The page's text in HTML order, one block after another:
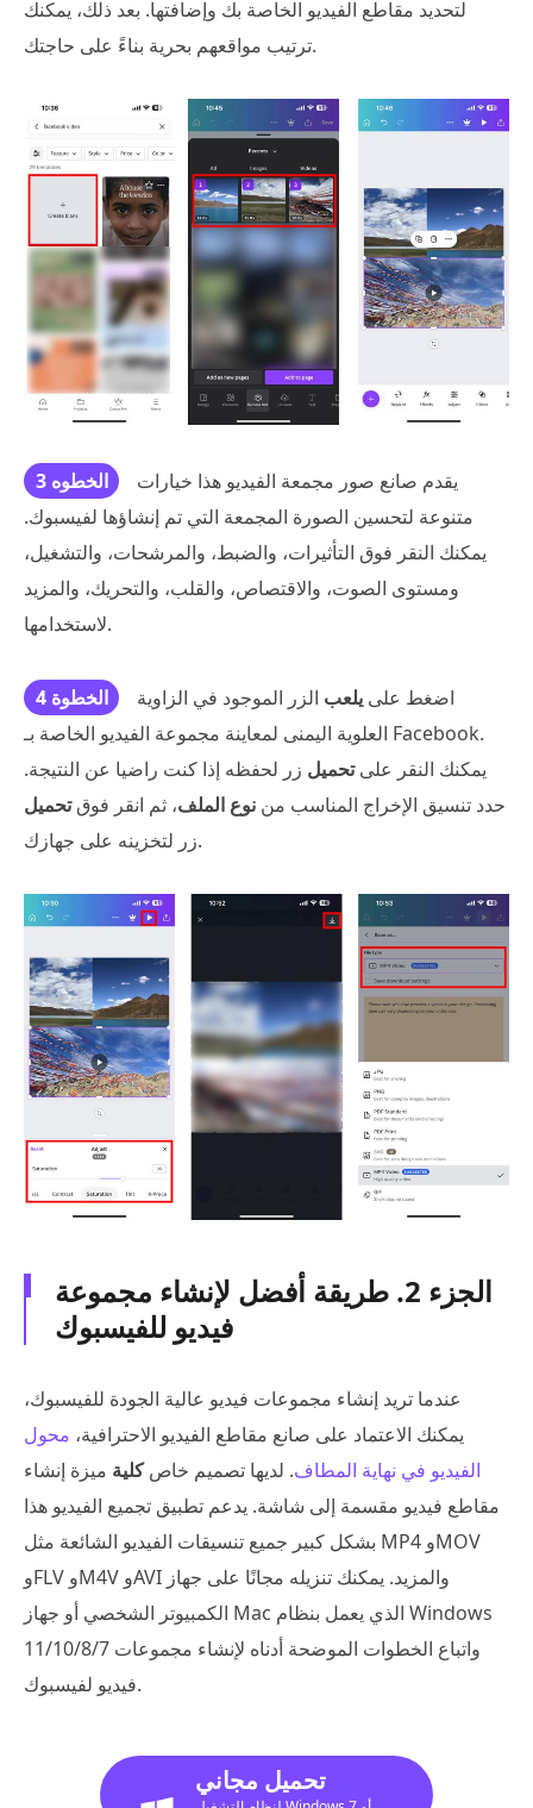
لتحديد مقاطع الفيديو الخاصة بك وإضافتها. بعد ذلك، يمكنك
ترتيب مواقعهم بحرية بناءً على حاجتك.
الخطوه 3
يقدم صانع صور مجمعة الفيديو هذا خيارات
متنوعة لتحسين الصورة المجمعة التي تم إنشاؤها لفيسبوك.
يمكنك النقر فوق التأثيرات، والضبط، والمرشحات، والتشغيل،
ومستوى الصوت، والاقتصاص، والقلب، والتحريك، والمزيد
لاستخدامها.
الخطوة 4 اضغط على يلعب الزر الموجود في الزاوية
العلوية اليمنى لمعاينة مجموعة الفيديو الخاصة بـ Facebook.
يمكنك النقر علىتحميل زر لحفظه إذا كنت راضيا عن النتيجة.
حدد تنسيق الإخراج المناسب من نوع الملف، ثم انقر فوقتحميل
زر لتخزينه على جهازك.
الجزء 2. طريقة أفضل لإنشاء مجموعة
فيديو للفيسبوك
عندما تريد إنشاء مجموعات فيديو عالية الجودة للفيسبوك،
يمكنك الاعتماد على صانع مقاطع الفيديو الاحترافية، محول
الفيديو في نهاية المطاف. لديها تصميم خاصكلية ميزة إنشاء
مقاطع فيديو مقسمة إلى شاشة. يدعم تطبيق تجميع الفيديو هذا
بشكل كبير جميع تنسيقات الفيديو الشائعة مثل MP4 وMOV
وFLV وM4V وAVI والمزيد. يمكنك تنزيله مجانًا على جهاز
الكمبيوتر الشخصي أو جهاز Mac الذي يعمل بنظام Windows
11/10/8/7 واتباع الخطوات الموضحة أدناه لإنشاء مجموعات
فيديو لفيسبوك.
تحميل مجاني